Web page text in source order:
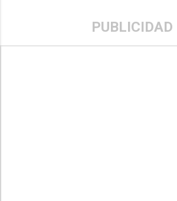
PUBLICIDAD